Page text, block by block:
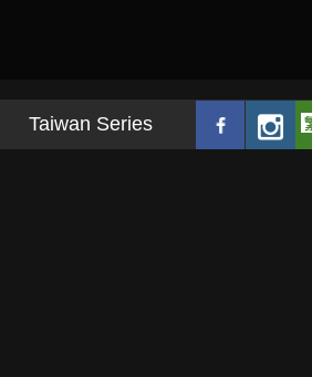
Taiwan Series